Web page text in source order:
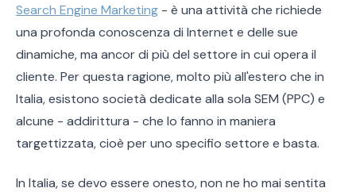
Search Engine Marketing - è una attività che richiede
una profonda conoscenza di Internet e delle sue
dinamiche, ma ancor di più del settore in cui opera il
cliente. Per questa ragione, molto più all'estero che in
Italia, esistono società dedicate alla sola SEM (PPC) e
alcune - addirittura - che lo fanno in maniera
targettizzata, cioè per uno specifio settore e basta.
In Italia, se devo essere onesto, non ne ho mai sentita